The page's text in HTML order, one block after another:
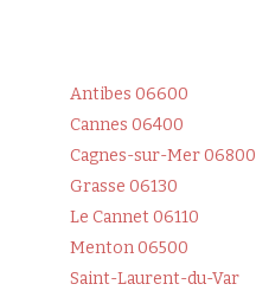
Antibes 06600
Cannes 06400
Cagnes-sur-Mer 06800
Grasse 06130
Le Cannet 06110
Menton 06500
Saint-Laurent-du-Var